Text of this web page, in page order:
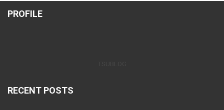
PROFILE
RECENT POSTS